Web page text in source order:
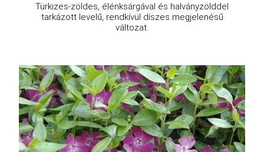
Türkizes-zöldes, élénksárgával és halványzölddel
tarkázott levelű, rendkívül díszes megjelenésű
változat.